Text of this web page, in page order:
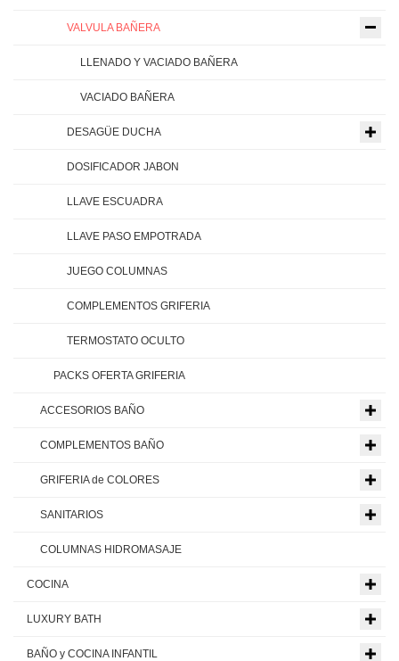
VALVULA BAÑERA
LLENADO Y VACIADO BAÑERA
VACIADO BAÑERA
DESAGÜE DUCHA
DOSIFICADOR JABON
LLAVE ESCUADRA
LLAVE PASO EMPOTRADA
JUEGO COLUMNAS
COMPLEMENTOS GRIFERIA
TERMOSTATO OCULTO
PACKS OFERTA GRIFERIA
ACCESORIOS BAÑO
COMPLEMENTOS BAÑO
GRIFERIA de COLORES
SANITARIOS
COLUMNAS HIDROMASAJE
COCINA
LUXURY BATH
BAÑO y COCINA INFANTIL